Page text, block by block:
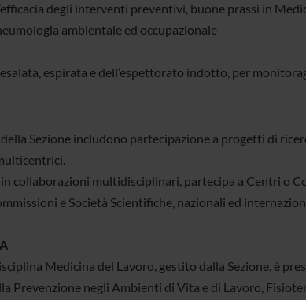
degli interventi preventivi, buone prassi in
ambientale ed occupazionale
espirata e dell’espettorato indotto, per
Sezione includono partecipazione a progetti di
collaborazioni multidisciplinari, partecipa a Centri o
e Società Scientifiche, nazionali ed
Medicina del Lavoro, gestito dalla Sezione, è
Prevenzione negli Ambienti di Vita e di Lavoro,